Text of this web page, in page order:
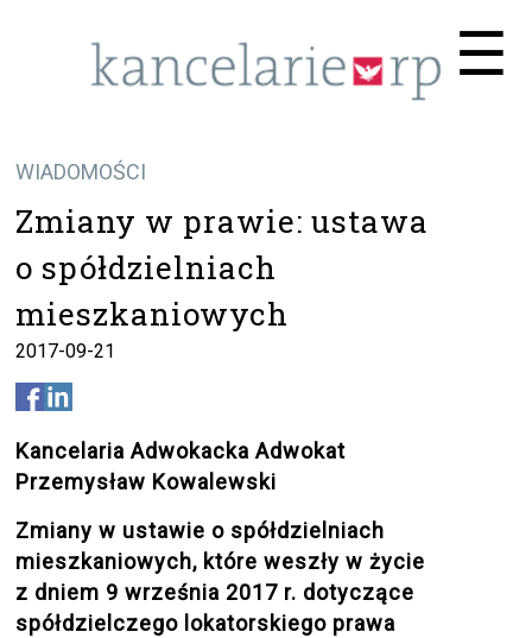
☰
WIADOMOŚCI
Zmiany w prawie: ustawa
o spółdzielniach
mieszkaniowych
2017-09-21
Kancelaria Adwokacka Adwokat
Przemysław Kowalewski
Zmiany w ustawie o spółdzielniach
mieszkaniowych, które weszły w życie
z dniem 9 września 2017 r. dotyczące
spółdzielczego lokatorskiego prawa